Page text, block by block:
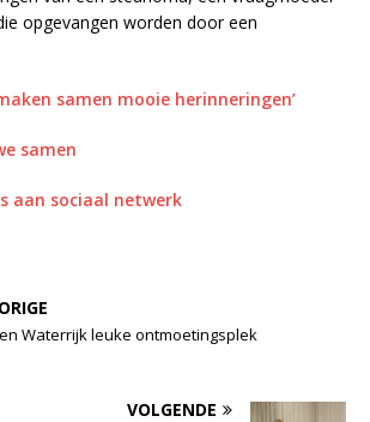
opgevangen worden door een
samen mooie herinneringen’
samen
aan sociaal netwerk
Waterrijk leuke ontmoetingsplek
VOLGENDE